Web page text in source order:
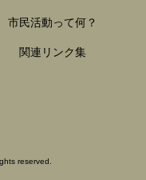
市民活動って何？
関連リンク集
reserved.